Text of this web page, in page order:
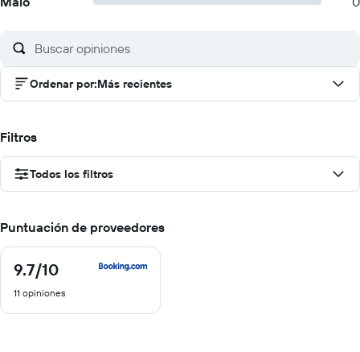
Ordenar por:Más recientes
Filtros
Todos los filtros
Puntuación de proveedores
9.7/10
9.7
10
11 opiniones